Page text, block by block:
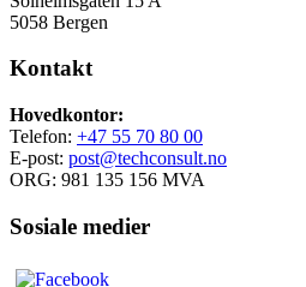
5058 Bergen
Kontakt
Hovedkontor:
Telefon: +47 55 70 80 00
E-post: post@techconsult.no
ORG: 981 135 156 MVA
Sosiale medier